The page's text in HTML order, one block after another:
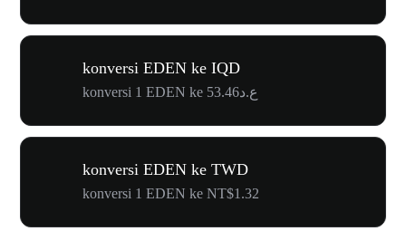
konversi EDEN ke IQD
konversi 1 EDEN ke ع.د53.46
konversi EDEN ke TWD
konversi 1 EDEN ke NT$1.32